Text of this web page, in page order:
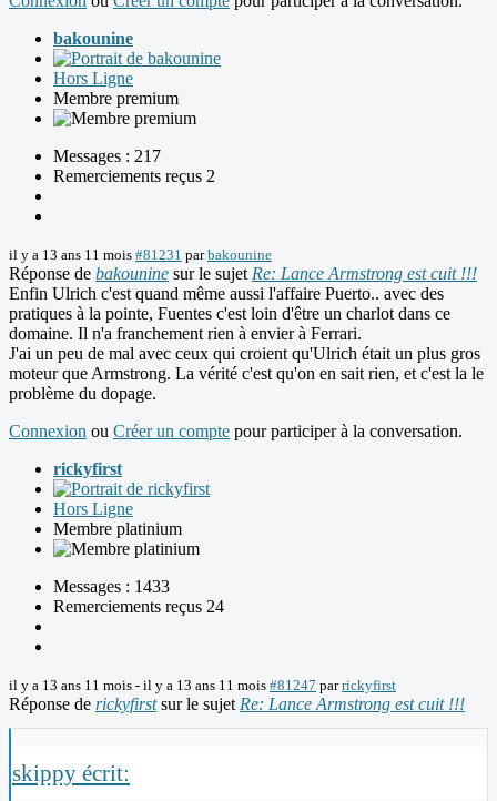
bakounine
Hors Ligne
Membre premium
Messages : 217
Remerciements reçus 2
il y a 13 ans 11 mois #81231 parbakounine
Réponse de bakounine sur le sujet Re: Lance Armstrong est cuit !!!
Enfin Ulrich c'est quand même aussi l'affaire Puerto.. avec des
pratiques à la pointe, Fuentes c'est loin d'être un charlot dans ce
domaine. Il n'a franchement rien à envier à Ferrari.
J'ai un peu de mal avec ceux qui croient qu'Ulrich était un plus gros
moteur que Armstrong. La vérité c'est qu'on en sait rien, et c'est la le
problème du dopage.
Connexion ou Créer un compte pour participer à la conversation.
rickyfirst
Hors Ligne
Membre platinium
Messages : 1433
Remerciements reçus 24
il y a 13 ans 11 mois - il y a 13 ans 11 mois #81247 parrickyfirst
Réponse de rickyfirstsur le sujet Re: Lance Armstrong est cuit !!!
skippy écrit: